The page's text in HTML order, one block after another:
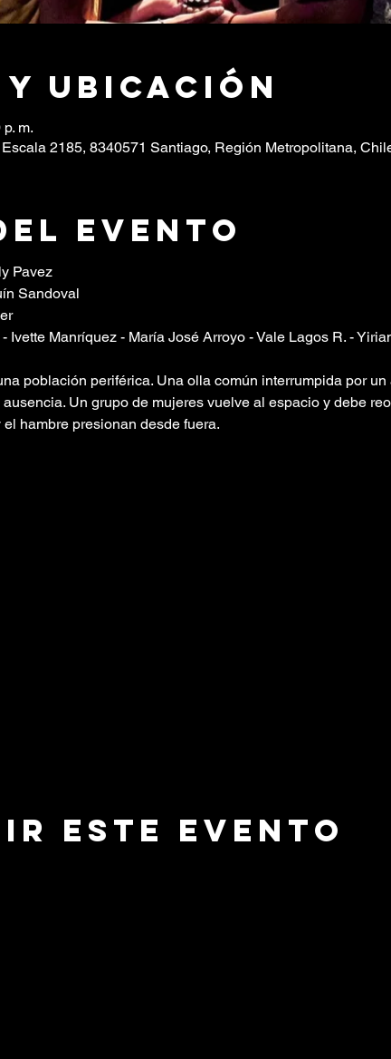
ubicación
m.
2185, 8340571 Santiago, Región Metropolitana,
evento
Pavez
Sandoval
Ivette Manríquez - María José Arroyo - Vale Lagos R. -
población periférica. Una olla común interrumpida por
Un grupo de mujeres vuelve al espacio y debe
hambre presionan desde fuera.
este evento